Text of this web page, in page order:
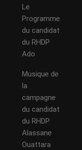
Le
Programme
du candidat
du RHDP
Ado
Musique de
la
campagne
du candidat
du RHDP
Alassane
Ouattara